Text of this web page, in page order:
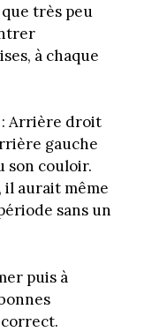
très peu
à chaque
Arrière droit
gauche
son couloir.
il aurait même
sans un
puis à